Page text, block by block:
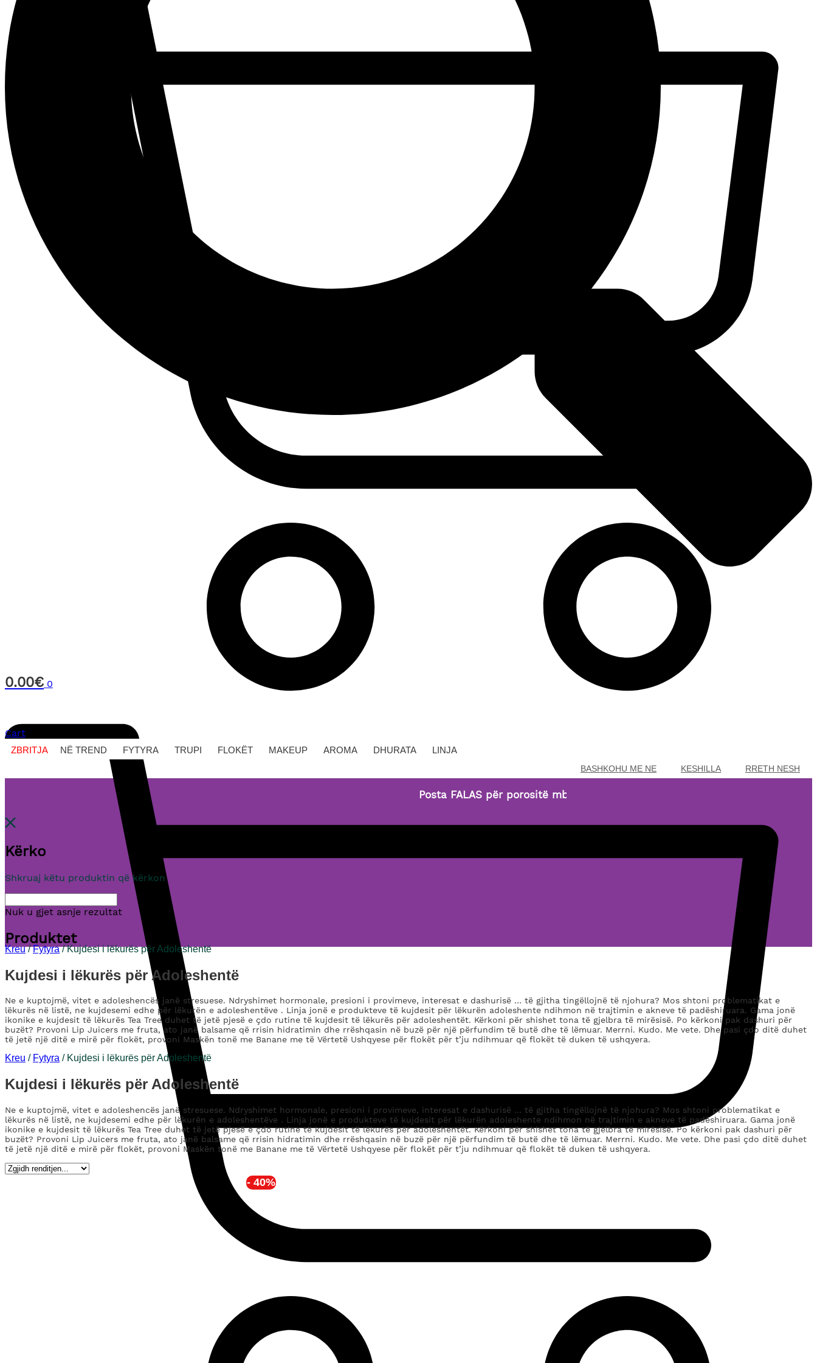
0.00€ 0
Cart
ZBRITJA NË TREND FYTYRA TRUPI FLOKËT MAKEUP AROMA DHURATA LINJA
BASHKOHU ME NE KESHILLA RRETH NESH
Posta FALAS për porositë mbi 29,99 EUR!
Kërko
Shkruaj këtu produktin që kërkon
Nuk u gjet asnje rezultat
Produktet
Kreu/Fytyra/ Kujdesi i lëkurës për Adoleshentë
Kujdesi i lëkurës për Adoleshentë
Ne e kuptojmë, vitet e adoleshencës janë stresuese. Ndryshimet hormonale, presioni i provimeve, interesat e dashurisë … të gjitha tingëllojnë të njohura? Mos shtoni problematikat e
lëkurës në listë, ne kujdesemi edhe për lëkurën e adoleshentëve . Linja jonë e produkteve të kujdesit për lëkurën adoleshente ndihmon në trajtimin e akneve të padëshiruara. Gama jonë
ikonike e kujdesit të lëkurës Tea Tree duhet të jetë pjesë e çdo rutine të kujdesit të lëkurës për adoleshentët. Kërkoni për shishet tona të gjelbra të mirësisë. Po kërkoni pak dashuri për
buzët? Provoni Lip Juicers me fruta, ato janë balsame që rrisin hidratimin dhe rrëshqasin në buzë për një përfundim të butë dhe të lëmuar. Merrni. Kudo. Me vete. Dhe pasi çdo ditë duhet
të jetë një ditë e mirë për flokët, provoni Maskën tonë me Banane me të Vërtetë Ushqyese për flokët për t’ju ndihmuar që flokët të duken të ushqyera.
Kreu / Fytyra / Kujdesi i lëkurës për Adoleshentë
Kujdesi i lëkurës për Adoleshentë
Ne e kuptojmë, vitet e adoleshencës janë stresuese. Ndryshimet hormonale, presioni i provimeve, interesat e dashurisë … të gjitha tingëllojnë të njohura? Mos shtoni problematikat e
lëkurës në listë, ne kujdesemi edhe për lëkurën e adoleshentëve . Linja jonë e produkteve të kujdesit për lëkurën adoleshente ndihmon në trajtimin e akneve të padëshiruara. Gama jonë
ikonike e kujdesit të lëkurës Tea Tree duhet të jetë pjesë e çdo rutine të kujdesit të lëkurës për adoleshentët. Kërkoni për shishet tona të gjelbra të mirësisë. Po kërkoni pak dashuri për
buzët? Provoni Lip Juicers me fruta, ato janë balsame që rrisin hidratimin dhe rrëshqasin në buzë për një përfundim të butë dhe të lëmuar. Merrni. Kudo. Me vete. Dhe pasi çdo ditë duhet
të jetë një ditë e mirë për flokët, provoni Maskën tonë me Banane me të Vërtetë Ushqyese për flokët për t’ju ndihmuar që flokët të duken të ushqyera.
- 40%